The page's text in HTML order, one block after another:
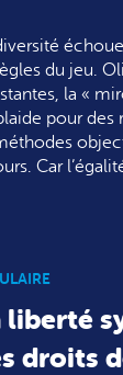
du jeu.
la «
pour des
Car
droits